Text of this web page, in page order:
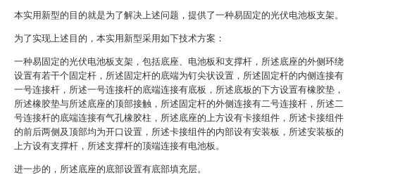
本实用新型的目的就是为了解决上述问题，提供了一种易固定的光伏电池板支架。
为了实现上述目的，本实用新型采用如下技术方案：
一种易固定的光伏电池板支架，包括底座、电池板和支撑杆，所述底座的外侧环绕
设置有若干个固定杆，所述固定杆的底端为钉尖状设置，所述固定杆的内侧连接有
一号连接杆，所述一号连接杆的底端连接有底板，所述底板的下方设置有橡胶垫，
所述橡胶垫与所述底座的顶部接触，所述固定杆的外侧连接有二号连接杆，所述二
号连接杆的底端连接有气孔橡胶柱，所述底座的上方设有卡接组件，所述卡接组件
的前后两侧及顶部均为开口设置，所述卡接组件的内部设有安装板，所述安装板的
上方设有支撑杆，所述支撑杆的顶端连接有电池板。
进一步的，所述底座的底部设置有底部填充层。